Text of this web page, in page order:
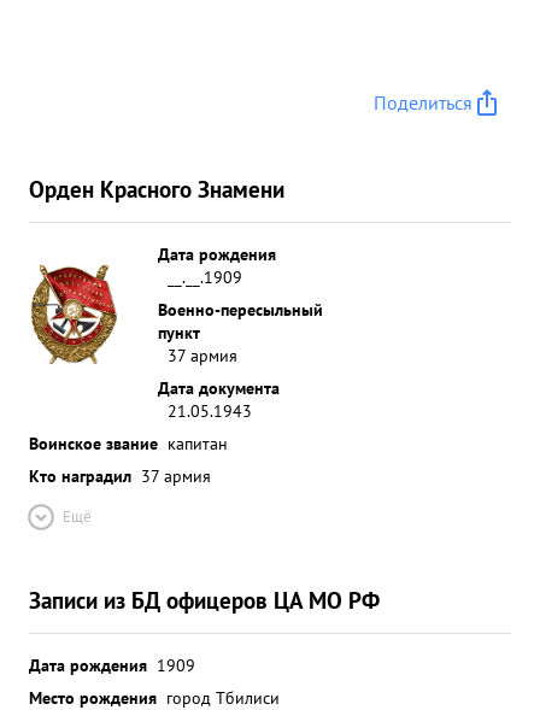
Поделиться
Орден Красного Знамени
Дата рождения
__.__.1909
Военно-пересыльный
пункт
37 армия
Дата документа
21.05.1943
Воинское звание капитан
Кто наградил 37 армия
Ещё
Записи из БД офицеров ЦА МО РФ
Дата рождения 1909
Место рождения город Тбилиси